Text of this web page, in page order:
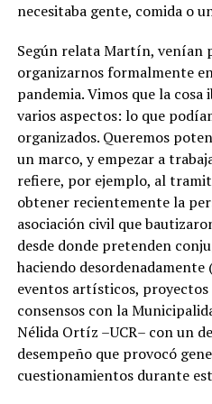
necesitaba gente, comida o
Según relata Martín, venían
organizarnos formalmente
pandemia. Vimos que la
varios aspectos: lo que
organizados. Queremos
un marco, y empezar a
refiere, por ejemplo, al
obtener recientemente la
asociación civil que
desde donde pretenden
haciendo desordenadamente
eventos artísticos, proyectos
consensos con la
Nélida Ortíz –UCR– con un
desempeño que provocó
cuestionamientos durante